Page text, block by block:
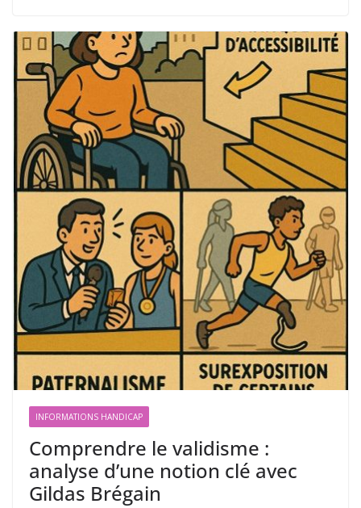
INFORMATIONS HANDICAP
Comprendre le validisme :
analyse d’une notion clé avec
Gildas Brégain